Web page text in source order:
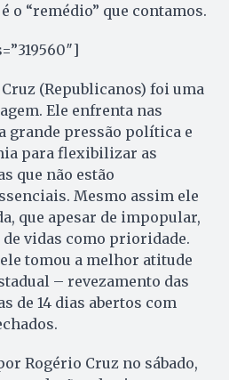
o “remédio” que contamos.
(Republicanos) foi uma
Ele enfrenta nas
grande pressão política e
para flexibilizar as
que não estão
Mesmo assim ele
que apesar de impopular,
vidas como prioridade.
tomou a melhor atitude
– revezamento das
de 14 dias abertos com
Rogério Cruz no sábado,